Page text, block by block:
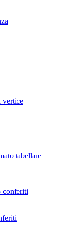
vertice
tabellare
conferiti